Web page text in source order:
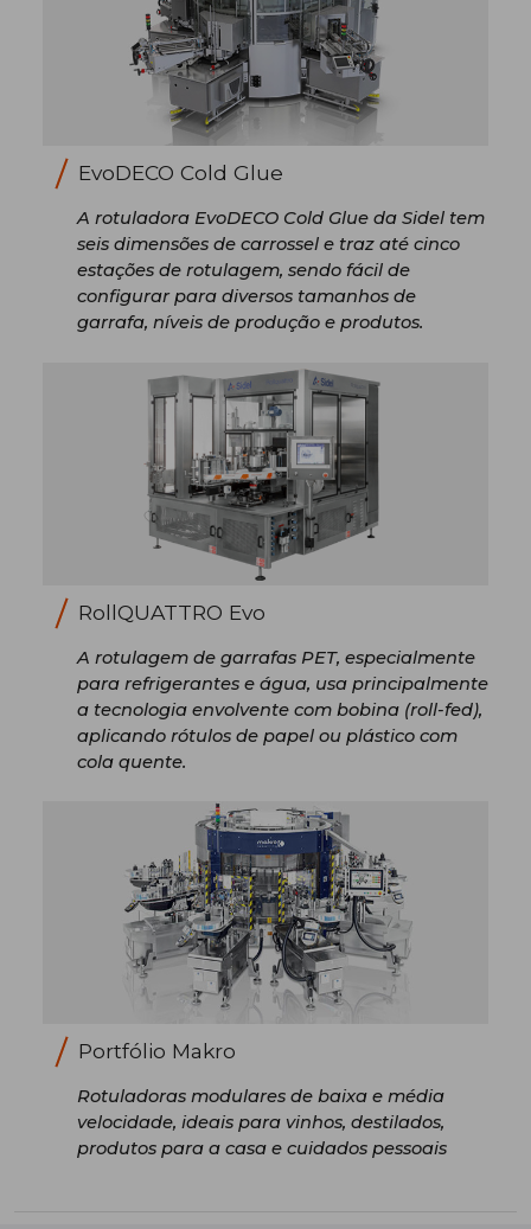
EvoDECO Cold Glue
A rotuladora EvoDECO Cold Glue da Sidel tem
seis dimensões de carrossel e traz até cinco
estações de rotulagem, sendo fácil de
configurar para diversos tamanhos de
garrafa, níveis de produção e produtos.
RollQUATTRO Evo
A rotulagem de garrafas PET, especialmente
para refrigerantes e água, usa principalmente
a tecnologia envolvente com bobina (roll-fed),
aplicando rótulos de papel ou plástico com
cola quente.
Portfólio Makro
Rotuladoras modulares de baixa e média
velocidade, ideais para vinhos, destilados,
produtos para a casa e cuidados pessoais